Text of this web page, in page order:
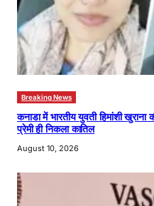
Breaking News
कनाडा में भारतीय युवती हिमांशी खुराना
प्रेमी ही निकला कातिल
August 10, 2026